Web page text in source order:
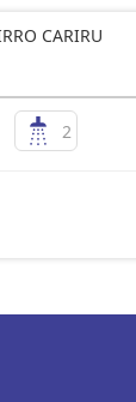
CARIRU
2